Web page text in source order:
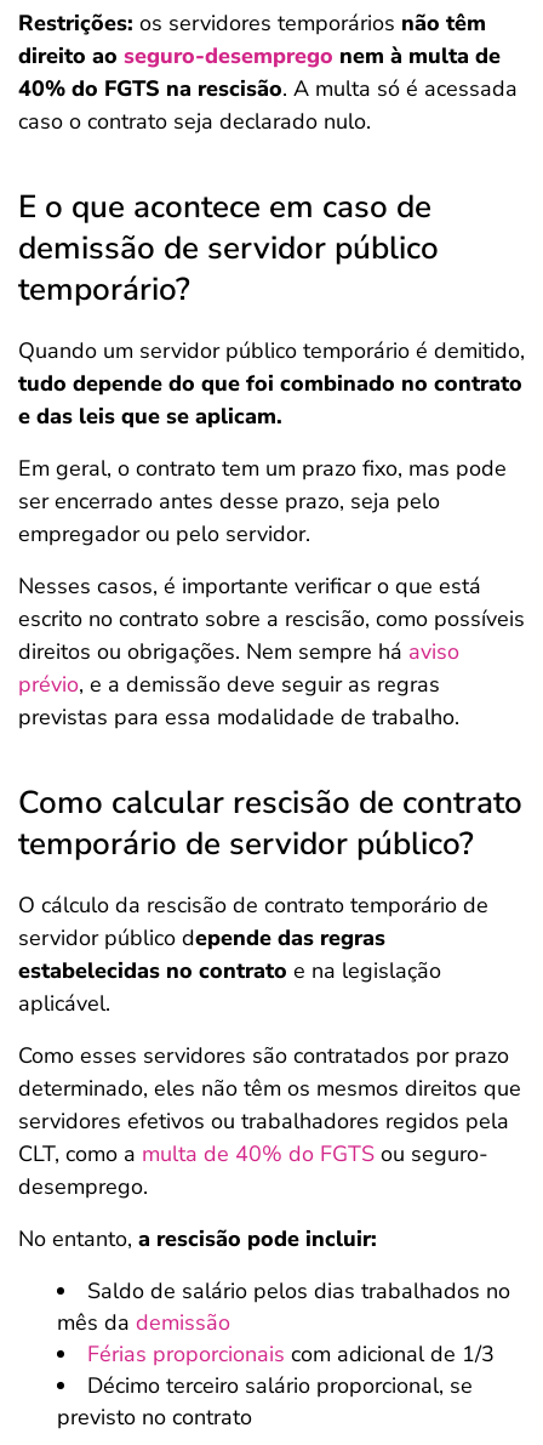
Restrições: os servidores temporários não têm
direito ao seguro-desemprego nem à multa de
40% do FGTS na rescisão. A multa só é acessada
caso o contrato seja declarado nulo.
E o que acontece em caso de
demissão de servidor público
temporário?
Quando um servidor público temporário é demitido,
tudo depende do que foi combinado no contrato
e das leis que se aplicam.
Em geral, o contrato tem um prazo fixo, mas pode
ser encerrado antes desse prazo, seja pelo
empregador ou pelo servidor.
Nesses casos, é importante verificar o que está
escrito no contrato sobre a rescisão, como possíveis
direitos ou obrigações. Nem sempre há aviso
prévio, e a demissão deve seguir as regras
previstas para essa modalidade de trabalho.
Como calcular rescisão de contrato
temporário de servidor público?
O cálculo da rescisão de contrato temporário de
servidor público depende das regras
estabelecidas no contrato e na legislação
aplicável.
Como esses servidores são contratados por prazo
determinado, eles não têm os mesmos direitos que
servidores efetivos ou trabalhadores regidos pela
CLT, como a multa de 40% do FGTS ou seguro-
desemprego.
No entanto, a rescisão pode incluir:
Saldo de salário pelos dias trabalhados no
mês da demissão
Férias proporcionais com adicional de 1/3
Décimo terceiro salário proporcional, se
previsto no contrato